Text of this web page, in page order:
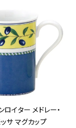
ロイター メドレー・
サ マグカップ